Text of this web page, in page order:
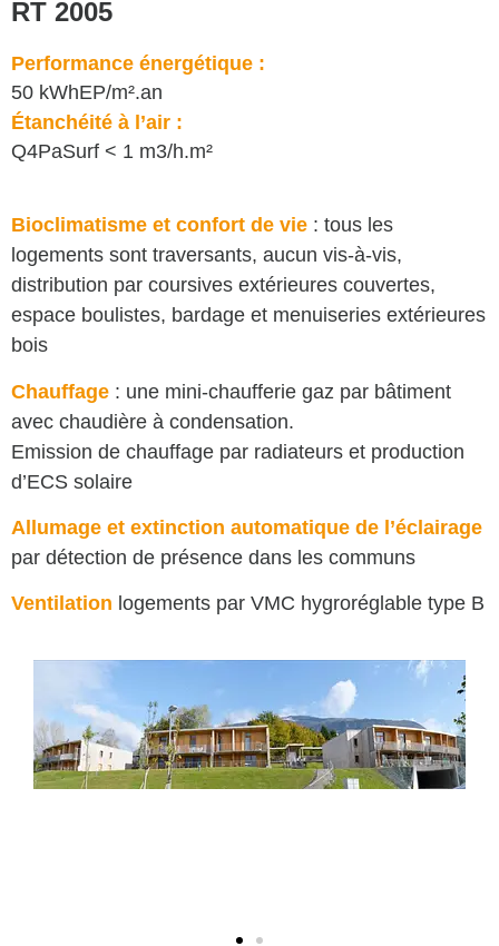
RT 2005
Performance énergétique :
50 kWhEP/m².an
Étanchéité à l’air :
Q4PaSurf < 1 m3/h.m²
Bioclimatisme et confort de vie : tous les
logements sont traversants, aucun vis-à-vis,
distribution par coursives extérieures couvertes,
espace boulistes, bardage et menuiseries extérieures
bois
Chauffage : une mini-chaufferie gaz par bâtiment
avec chaudière à condensation.
Emission de chauffage par radiateurs et production
d’ECS solaire
Allumage et extinction automatique de l’éclairage
par détection de présence dans les communs
Ventilation logements par VMC hygroréglable type B